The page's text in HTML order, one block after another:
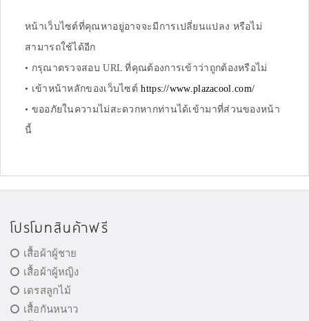
หน้าเว็บไซต์ที่คุณหาอยู่อาจจะมีการเปลี่ยนแปลง หรือไม่
สามารถใช้ได้อีก
• กรุณาตรวจสอบ URL ที่คุณต้องการเข้าว่าถูกต้องหรือไม่
• เข้าหน้าหลักของเว็บไซต์https://www.plazacool.com/
• ขออภัยในความไม่สะดวกหากท่านได้เข้ามาที่ส่วนของหน้า
นี้
โปรโมทสินค้าฟรี
เสื้อผ้าผู้ชาย
เสื้อผ้าผู้หญิง
เดรสลูกไม้
เสื้อกันหนาว